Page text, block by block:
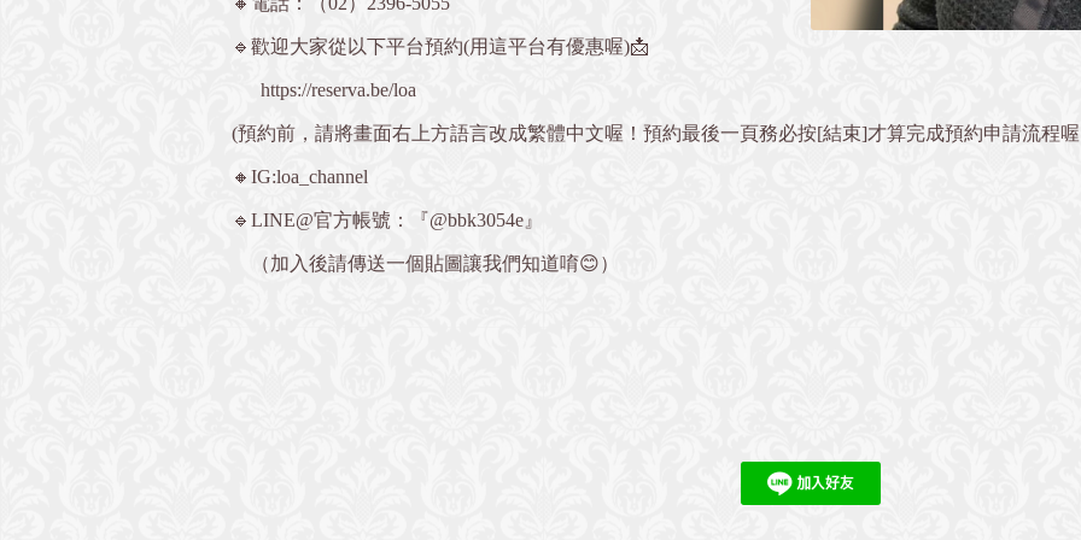
🔹歡迎大家從以下平台預約(用這平台有優惠喔)📩
https://reserva.be/loa
(預約前，請將畫面右上方語言改成繁體中文喔！預約最後一頁務必按[結束]才算完成預約申請流程
🔸IG:loa_channel
🔹LINE@官方帳號：『@bbk3054e』
（加入後請傳送一個貼圖讓我們知道唷😊）